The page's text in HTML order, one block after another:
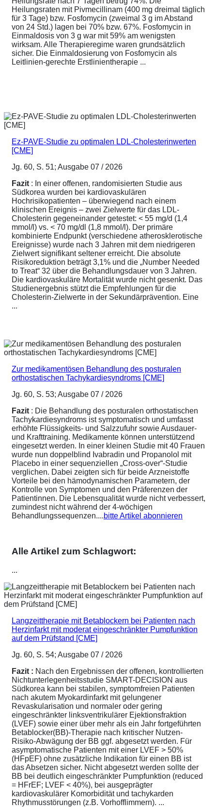
Heilungsraten mit Pivmecillinam (400 mg dreimal täglich
für 3 Tage) bzw. Fosfomycin (zweimal 3 g im Abstand
von 24 Std.) lagen bei 70% bzw. 67%. Fosfomycin in
Einmaldosis von 3 g war mit 59% am wenigsten
wirksam. Alle Therapieregime waren grundsätzlich
sicher. Die Einmaldosierung von Fosfomycin als
Leitlinien-gerechte Erstlinientherapie ...
Ez-PAVE-Studie zu optimalen LDL-Cholesterinwerten
[CME]
Jg. 60, S. 51; Ausgabe 07 / 2026
Fazit : In einer offenen, randomisierten Studie aus
Südkorea wurden bei kardiovaskulären
Hochrisikopatienten – überwiegend nach einem
klinischen Ereignis – zwei Zielwerte für das LDL-
Cholesterin gegeneinander getestet: < 55 mg/d (1,4
mmol/l) vs. < 70 mg/dl (1,8 mmol/l). Der primäre
kombinierte Endpunkt (verschiedene atherosklerotische
Ereignisse) wurde nach 3 Jahren mit dem niedrigeren
Zielwert signifikant seltener erreicht. Die absolute
Risikoreduktion beträgt 3,1% und die „Number Needed
to Treat“ 32 über die Behandlungsdauer von 3 Jahren.
Die kardiovaskuläre Mortalität wurde nicht gesenkt. Das
Studienergebnis stützt die Empfehlungen für die
Cholesterin-Zielwerte in der Sekundärprävention. Eine
...
Zur medikamentösen Behandlung des posturalen
orthostatischen Tachykardiesyndroms [CME]
Jg. 60, S. 53; Ausgabe 07 / 2026
Fazit : Die Behandlung des posturalen orthostatischen
Tachykardiesyndroms ist symptomatisch und umfasst
erhöhte Flüssigkeits- und Salzzufuhr sowie Ausdauer-
und Krafttraining. Medikamente können unterstützend
eingesetzt werden. In einer kleinen Studie mit 40 Frauen
wurde nun doppelblind Ivabradin und Propanolol mit
Placebo in einer sequenziellen „Cross-over“-Studie
verglichen. Dabei zeigten sich für beide Arzneistoffe
Vorteile bei den hämodynamischen Parametern, der
Kontrolle von Symptomen und den Präferenzen der
Patientinnen. Die Lebensqualität wurde nicht verbessert,
zumindest nicht während der 4-wöchigen
Behandlungssequenzen....bitte Artikel abonnieren
Alle Artikel zum Schlagwort:
...
Langzeittherapie mit Betablockern bei Patienten nach
Herzinfarkt mit moderat eingeschränkter Pumpfunktion
auf dem Prüfstand [CME]
Jg. 60, S. 54; Ausgabe 07 / 2026
Fazit : Nach den Ergebnissen der offenen, kontrollierten
Nichtunterlegenheitsstudie SMART-DECISION aus
Südkorea kann bei stabilen, symptomfreien Patienten
nach akutem Myokardinfarkt mit gelungener
Revaskularisation und normaler oder gering
eingeschränkter linksventrikulärer Ejektionsfraktion
(LVEF) sowie einer über mehr als ein Jahr fortgeführten
Betablocker(BB)-Therapie nach kritischer Nutzen-
Risiko-Abwägung der BB ggf. abgesetzt werden. Für
asymptomatische Patienten mit einer LVEF > 50%
(HFpEF) ohne zusätzliche Indikation für einen BB ist
das Absetzen sicher. Nicht abgesetzt werden sollte der
BB bei deutlich eingeschränkter Pumpfunktion (reduced
= HFrEF; LVEF < 40%), bei ausgeprägter
kardiovaskulärer Komorbidität und tachykarden
Rhythmusstörungen (z.B. Vorhofflimmern). ...